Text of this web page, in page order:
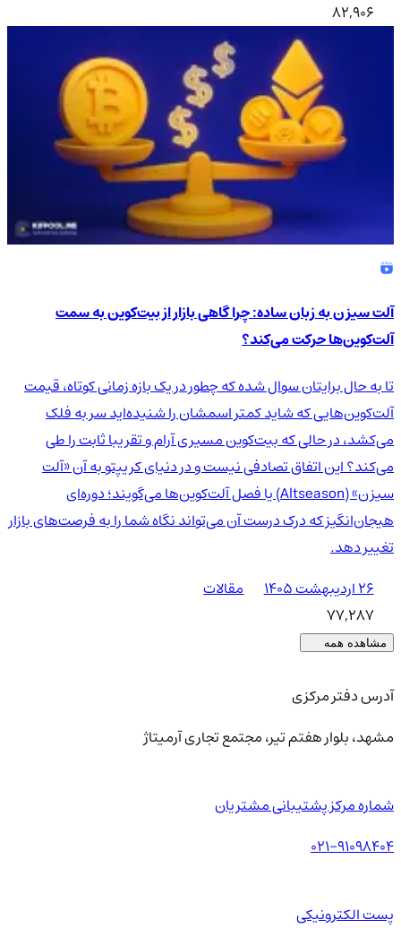
82,906
آلت سیزن به زبان ساده: چرا گاهی بازار از بیت‌کوین به سمت
آلت‌کوین‌ها حرکت می‌کند؟
تا به حال برایتان سوال شده که چطور در یک بازه زمانی کوتاه، قیمت
آلت‌کوین‌هایی که شاید کمتر اسمشان را شنیده‌اید سر به فلک
می‌کشد، در حالی که بیت‌کوین مسیری آرام و تقریبا ثابت را طی
می‌کند؟ این اتفاق تصادفی نیست و در دنیای کریپتو به آن «آلت
سیزن» (Altseason) یا فصل آلت‌کوین‌ها می‌گویند؛ دوره‌ای
هیجان‌انگیز که درک درست آن می‌تواند نگاه شما را به فرصت‌های بازار
تغییر دهد.
۲۶ اردیبهشت ۱۴۰۵
مقالات
77,287
مشاهده همه
آدرس دفتر مرکزی
مشهد، بلوار هفتم تیر، مجتمع تجاری آرمیتاژ
شماره مرکز پشتیبانی مشتریان
021-91098404
پست الکترونیکی